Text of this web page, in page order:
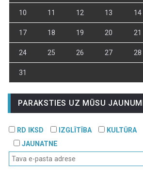
10 11 12 13 14
17 18 19 20 21
24 25 26 27 28
31
PARAKSTIES UZ MŪSU
RD IKSD IZGLĪTĪBA KULTŪRA
JAUNATNE